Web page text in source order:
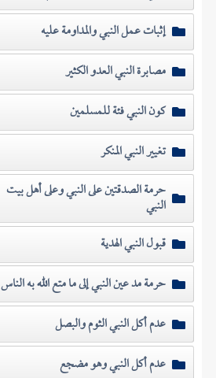
إثبات عمل النبي والمداومة عليه
مصابرة النبي العدو الكثير
كون النبي فئة للمسلمين
تغيير النبي المنكر
حرمة الصدقتين على النبي وعلى أهل بيت
النبي
قبول النبي الهدية
حرمة مد عين النبي إلى ما متع الله به الناس
عدم أكل النبي الثوم والبصل
عدم أكل النبي وهو مضجع